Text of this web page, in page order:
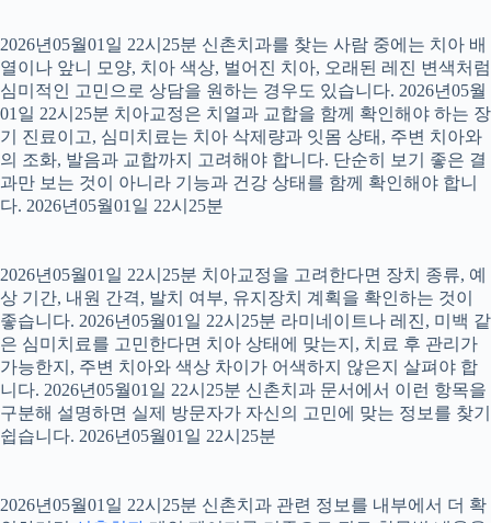
2026년05월01일 22시25분 신촌치과를 찾는 사람 중에는 치아 배
열이나 앞니 모양, 치아 색상, 벌어진 치아, 오래된 레진 변색처럼
심미적인 고민으로 상담을 원하는 경우도 있습니다. 2026년05월
01일 22시25분 치아교정은 치열과 교합을 함께 확인해야 하는 장
기 진료이고, 심미치료는 치아 삭제량과 잇몸 상태, 주변 치아와
의 조화, 발음과 교합까지 고려해야 합니다. 단순히 보기 좋은 결
과만 보는 것이 아니라 기능과 건강 상태를 함께 확인해야 합니
다. 2026년05월01일 22시25분
2026년05월01일 22시25분 치아교정을 고려한다면 장치 종류, 예
상 기간, 내원 간격, 발치 여부, 유지장치 계획을 확인하는 것이
좋습니다. 2026년05월01일 22시25분 라미네이트나 레진, 미백 같
은 심미치료를 고민한다면 치아 상태에 맞는지, 치료 후 관리가
가능한지, 주변 치아와 색상 차이가 어색하지 않은지 살펴야 합
니다. 2026년05월01일 22시25분 신촌치과 문서에서 이런 항목을
구분해 설명하면 실제 방문자가 자신의 고민에 맞는 정보를 찾기
쉽습니다. 2026년05월01일 22시25분
2026년05월01일 22시25분 신촌치과 관련 정보를 내부에서 더 확